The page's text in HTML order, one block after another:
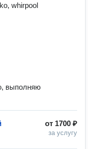
whirpool
выполняю
от 1700 ₽
за услугу